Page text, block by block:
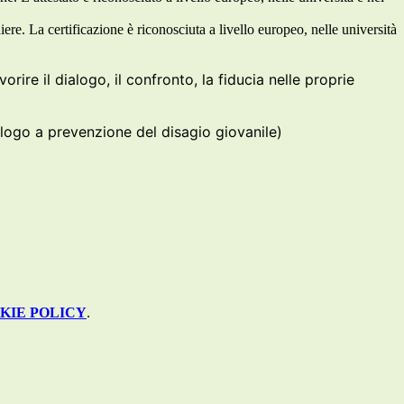
La certificazione è riconosciuta a livello europeo, nelle università
il dialogo, il confronto, la fiducia nelle proprie
a prevenzione del disagio giovanile)
POLICY.